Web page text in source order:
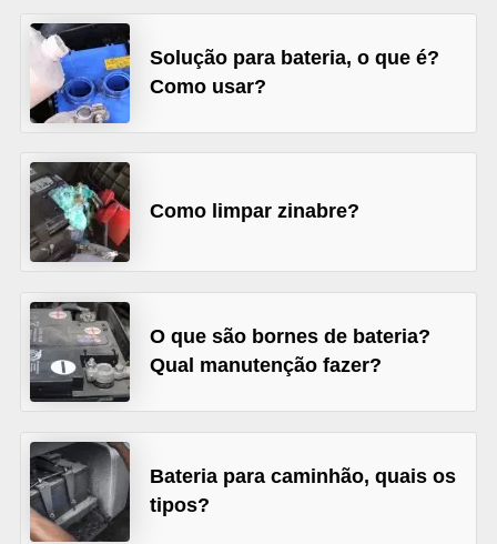
Solução para bateria, o que é?
Como usar?
Como limpar zinabre?
O que são bornes de bateria?
Qual manutenção fazer?
Bateria para caminhão, quais os
tipos?
i
s
A
u
t
o
m
ó
v
e
i
s
v
e
í